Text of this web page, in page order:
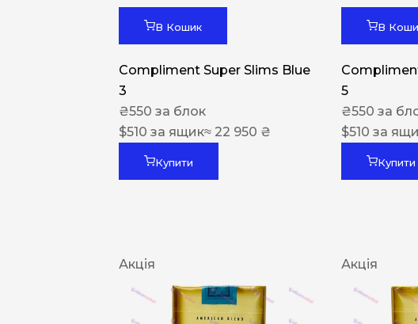
В Кошик
Compliment Super Slims Blue
3
₴550 за блок
$510 за ящик≈ 22 950 ₴
Купити
В
5
₴550 за
$510 за
Купити
Акція Акція